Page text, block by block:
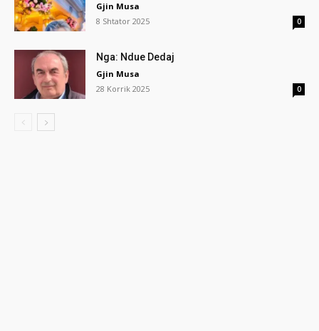
Gjin Musa
8 Shtator 2025
0
Nga: Ndue Dedaj
Gjin Musa
28 Korrik 2025
0